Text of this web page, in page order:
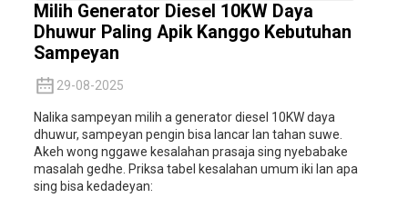
Milih Generator Diesel 10KW Daya
Dhuwur Paling Apik Kanggo Kebutuhan
Sampeyan
29-08-2025
Nalika sampeyan milih agenerator diesel 10KW daya
dhuwur, sampeyan pengin bisa lancar lan tahan suwe.
Akeh wong nggawe kesalahan prasaja sing nyebabake
masalah gedhe. Priksa tabel kesalahan umum iki lan apa
sing bisa kedadeyan: